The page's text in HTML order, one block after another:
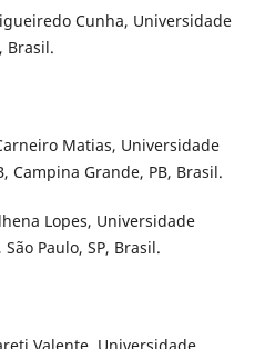
Cunha, Universidade
Brasil.
Matias, Universidade
Campina Grande, PB, Brasil.
Lopes, Universidade
Paulo, SP, Brasil.